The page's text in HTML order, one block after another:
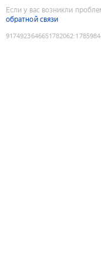
Если у вас возникли
обратной связи
9174923646651782062: